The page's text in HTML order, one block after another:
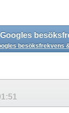
besöksfrekvens